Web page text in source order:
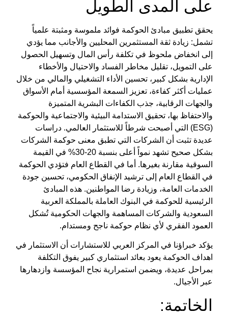
على المدى الطويل
يحقق تطبيق مبادئ الحوكمة فوائد ملموسة ومثبتة علمياً
تشمل: زيادة ثقة المستثمرين المحليين والأجانب مما يؤدي
إلى انخفاض ملحوظ في تكلفة رأس المال وتسهيل الحصول
على التمويل، تقليل مخاطر الفساد والاحتيال والأخطاء
الإدارية بشكل كبير، تحسين الأداء التشغيلي والمالي من خلال
عمليات أكثر كفاءة، تعزيز السمعة المؤسسية أمام الأسواق
والجهات الرقابية، جذب الكفاءات البشرية المتميزة
والاحتفاظ بها، تحقيق الاستدامة البيئية والاجتماعية والحوكمة
(ESG) التي أصبحت شرطاً للاستثمار العالمي. دراسات
عديدة تثبت أن الشركات التي تطبق معنى حوكمة الشركات
بشكل صحيح تشهد نمواً أعلى بنسبة 20-30% في القيمة
السوقية مقارنة بغيرها. أما في القطاع العام فتؤدي الحوكمة
في القطاع العام إلى ترشيد الإنفاق الحكومي، تحسين جودة
الخدمات العامة، وزيادة رضا المواطنين. هذه المبادئ
الرئيسية للحوكمة في البنوك العاملة بالمملكة العربية
السعودية والشركات المساهمة والجهات الحكومية تُشكل
العمود الفقري لأي نظام حوكمة ناجح ومستدام.
يؤكد خبراؤنا في المركز العربي للاستشارات أن الاستثمار في
اهداف الحوكمة يعود بعائد استثماري كبير يفوق التكلفة
بمراحل عديدة، ويضمن استمرارية نجاح المؤسسة وازدهارها
عبر الأجيال.
الخاتمة: